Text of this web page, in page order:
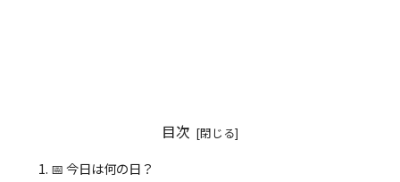
目次
📅 今日は何の日？